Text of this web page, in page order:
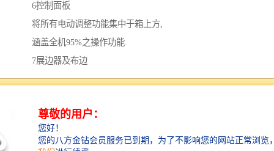
6控制面板
将所有电动调整功能集中于箱上方,
涵盖全机95%之操作功能.
7展边器及布边
负责上针前布边的展开及布边追踪功能.
9针/夹链条及轨道
10热风循环风箱